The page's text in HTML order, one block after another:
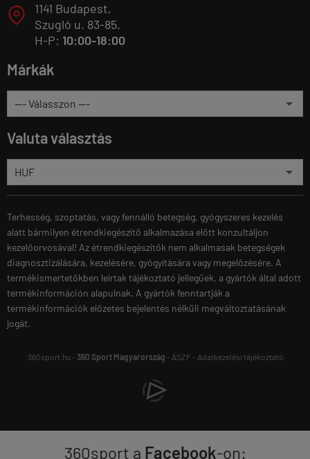
T
1141 Budapest,
Szugló u. 83-85.
H-P: 10:00-18:00
Márkák
Valuta választás
Terhesség, szoptatás, vagy fennálló betegség, gyógyszeres kezelés
alatt bármilyen étrendkiegészítő alkalmazása előtt konzultáljon
kezelőorvosával! Az étrendkiegészítők nem alkalmasak betegségek
diagnosztizálására, kezelésére, gyógyítására vagy megelőzésére. A
termékismertetőkben leírtak tájékoztató jellegűek, a gyártók által adott
termékinformáción alapulnak. A gyártók fenntartják a
termékinformációk előzetes bejelentés nélküli megváltoztatásának
jogát.
360sport.hu - 360 Sport Magyarország - ÁSZF- Adatkezelési tájékoztató
360sport a Facebook-on: